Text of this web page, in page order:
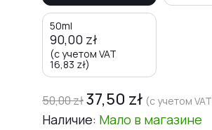
50ml
90,00 zł
(с учетом VAT
16,83 zł)
50,00zł37,50 zł (с учетом VAT
Наличие: Мало в магазине